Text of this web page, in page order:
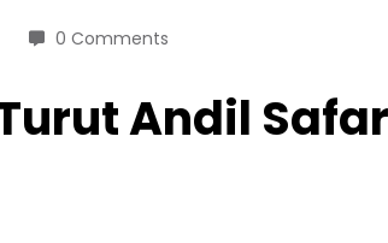
0 Comments
Andil